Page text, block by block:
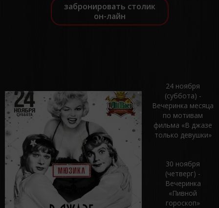
забронировать столик
он-лайн
24 ноября
(суббота) -
Вечеринка месяца
по мотивам
фильма «В джазе
только девушки»
30 ноября
(четверг) -
Вечеринка
«Пивной
гороскоп»